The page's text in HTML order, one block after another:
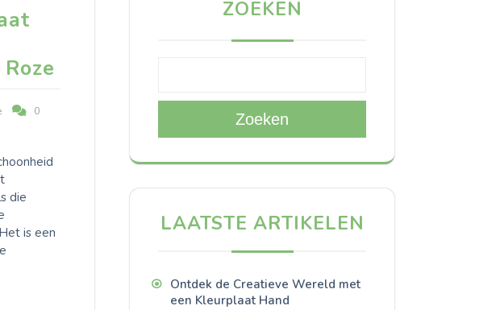
0
die
is een
ZOEKEN
Zoeken
LAATSTE ARTIKELEN
Ontdek de Creatieve Wereld met
een Kleurplaat Hand